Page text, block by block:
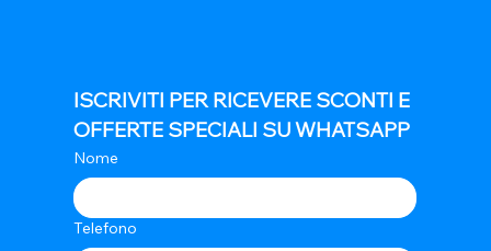
ISCRIVITI PER RICEVERE SCONTI E
OFFERTE SPECIALI SU WHATSAPP
Nome
Telefono